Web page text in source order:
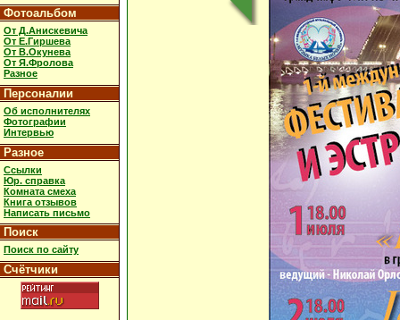
Фотоальбом
От Д.Анискевича
От Е.Гиршева
От В.Окунева
От Я.Фролова
Разное
Персоналии
Об исполнителях
Фотографии
Интервью
Разное
Ссылки
Юр. справка
Комната смеха
Книга отзывов
Написать письмо
Поиск
Поиск по сайту
Счётчики